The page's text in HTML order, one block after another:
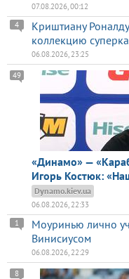
07.08.2026, 00:12
Криштиану
коллекцию
4
06.08.2026, 23:25
«Динамо» —
Игорь Костюк:
49
Dynamo.kiev.ua
06.08.2026, 22:33
Моуринью лично
Винисиусом
1
06.08.2026, 22:29
8